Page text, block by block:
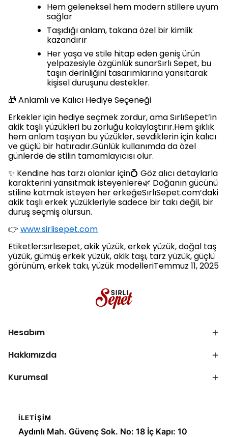
Hem geleneksel hem modern stillere uyum
sağlar
Taşıdığı anlam, takana özel bir kimlik
kazandırır
Her yaşa ve stile hitap eden geniş ürün
yelpazesiyle özgünlük sunarSırlı Sepet, bu
taşın derinliğini tasarımlarına yansıtarak
kişisel duruşunu destekler.
🎁 Anlamlı ve Kalıcı Hediye Seçeneği
Erkekler için hediye seçmek zordur, ama SırlıSepet’in
akik taşlı yüzükleri bu zorluğu kolaylaştırır.Hem şıklık
hem anlam taşıyan bu yüzükler, sevdiklerin için kalıcı
ve güçlü bir hatıradır.Günlük kullanımda da özel
günlerde de stilin tamamlayıcısı olur.
✨ Kendine has tarzı olanlar için💍 Göz alıcı detaylarla
karakterini yansıtmak isteyenlere🌿 Doğanın gücünü
stiline katmak isteyen her erkeğeSırlıSepet.com’daki
akik taşlı erkek yüzükleriyle sadece bir takı değil, bir
duruş seçmiş olursun.
👉 www.sirlisepet.com
Etiketler:sırlısepet, akik yüzük, erkek yüzük, doğal taş
yüzük, gümüş erkek yüzük, akik taşı, tarz yüzük, güçlü
görünüm, erkek takı, yüzük modelleriTemmuz 11, 2025
Hesabım
Hakkımızda
Kurumsal
İLETIŞIM
Aydınlı Mah. Güvenç Sok. No: 18 İç Kapı: 10